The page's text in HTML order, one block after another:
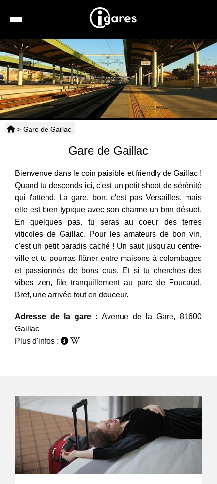
Recherche
Location de voiture
Hôtels
Taxis
> Gare de Gaillac
Gare de Gaillac
Bienvenue dans le coin paisible et friendly de Gaillac !
Quand tu descends ici, c'est un petit shoot de sérénité
qui t'attend. La gare, bon, c'est pas Versailles, mais
elle est bien typique avec son charme un brin désuet.
En quelques pas, tu seras au coeur des terres
viticoles de Gaillac. Pour les amateurs de bon vin,
c'est un petit paradis caché ! Un saut jusqu'au centre-
ville et tu pourras flâner entre maisons à colombages
et passionnés de bons crus. Et si tu cherches des
vibes zen, file tranquillement au parc de Foucaud.
Bref, une arrivée tout en douceur.
Adresse de la gare : Avenue de la Gare, 81600
Gaillac
Plus d'infos :